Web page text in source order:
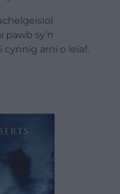
pawb sy’n
arni o leiaf.